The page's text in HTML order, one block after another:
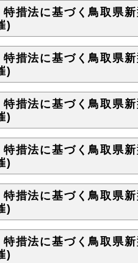
措法に基づく鳥取県
)
措法に基づく鳥取県
)
措法に基づく鳥取県
)
措法に基づく鳥取県
)
措法に基づく鳥取県
)
措法に基づく鳥取県
)